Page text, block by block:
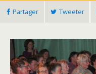
Partager Tweeter